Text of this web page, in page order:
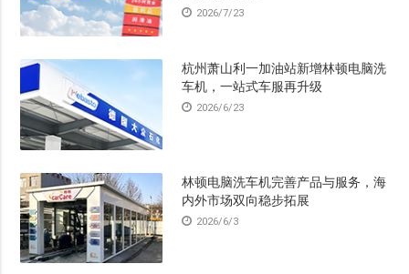
2026/7/23
杭州萧山利一加油站新增林顿电脑洗
车机，一站式车服再升级
2026/6/23
林顿电脑洗车机完善产品与服务，海
内外市场双向稳步拓展
2026/6/3